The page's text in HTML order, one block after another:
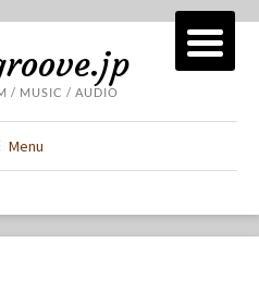
/ MUSIC / AUDIO
Menu